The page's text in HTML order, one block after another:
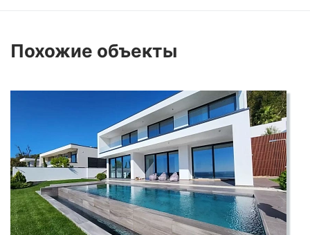
уютное место для комфортного проживания,
удобство.
Похожие объекты